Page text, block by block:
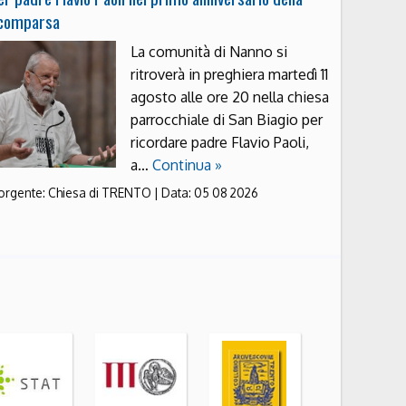
La comunità di Nanno si
ritroverà in preghiera martedì 11
agosto alle ore 20 nella chiesa
parrocchiale di San Biagio per
ricordare padre Flavio Paoli,
a… Continua »
Chiesa di TRENTO | Data: 05 08 2026